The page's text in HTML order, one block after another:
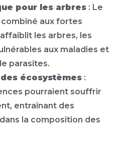
pour les arbres : Le
aux fortes
les arbres, les
aux maladies et
parasites.
écosystèmes :
pourraient souffrir
entraînant des
la composition des